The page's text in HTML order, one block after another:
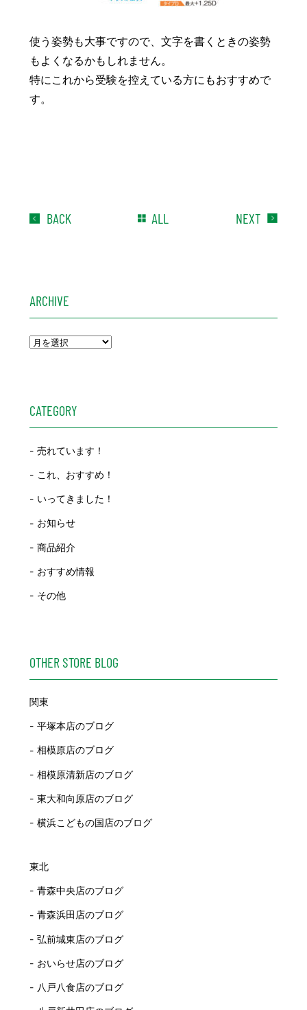
使う姿勢も大事ですので、文字を書くときの姿勢
もよくなるかもしれません。
特にこれから受験を控えている方にもおすすめで
す。
BACK ALL NEXT
ARCHIVE
CATEGORY
売れています！
これ、おすすめ！
いってきました！
お知らせ
商品紹介
おすすめ情報
その他
OTHER STORE BLOG
関東
平塚本店のブログ
相模原店のブログ
相模原清新店のブログ
東大和向原店のブログ
横浜こどもの国店のブログ
東北
青森中央店のブログ
青森浜田店のブログ
弘前城東店のブログ
おいらせ店のブログ
八戸八食店のブログ